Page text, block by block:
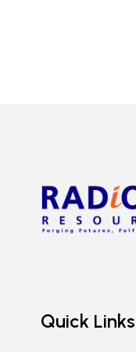
Quick Links